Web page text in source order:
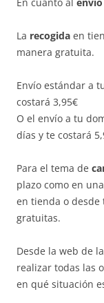
La recogida en
manera gratuita.
Envío estándar a
costará 3,95€
O el envío a tu
días y te costará
Para el tema de
plazo como en
en tienda o desde
gratuitas.
Desde la web de
realizar todas las
en qué situación